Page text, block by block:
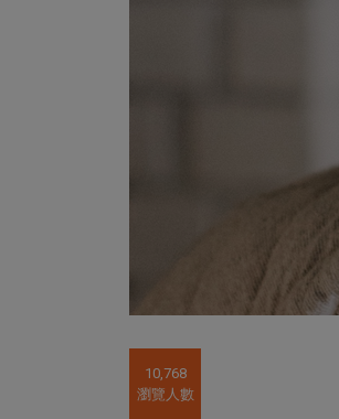
10,768
瀏覽人數